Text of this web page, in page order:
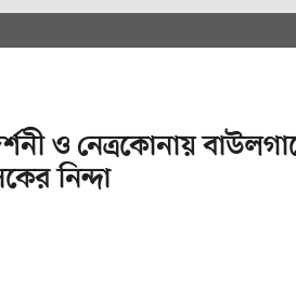
ও নেত্রকোনায়
নিন্দা